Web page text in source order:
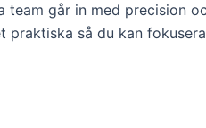
går in med precision
så du kan